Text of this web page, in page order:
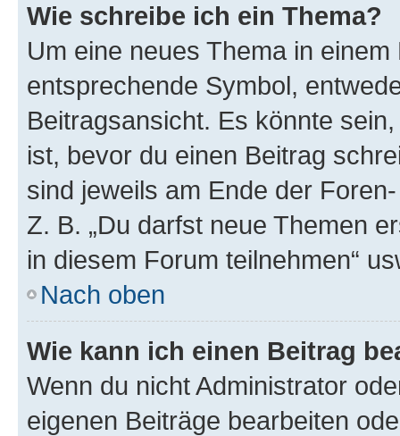
Wie schreibe ich ein Thema?
Um eine neues Thema in
entsprechende Symbol,
Beitragsansicht. Es könnte
ist, bevor du einen Beitrag
sind jeweils am Ende der
Z. B. „Du darfst neue Themen
in diesem Forum teilnehmen“
Nach oben
Wie kann ich einen Beitrag
Wenn du nicht Administrator
eigenen Beiträge bearbeiten